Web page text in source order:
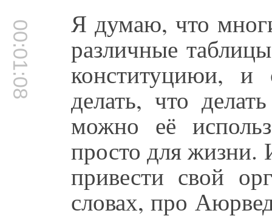
00:01:08 Я думаю, что
различные
конституциюи, и
делать, что
можно её
просто для
привести свой
словах, про